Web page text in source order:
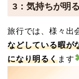
3：気持ちが明
旅行では、様々出
などしている暇が
になり明るくます